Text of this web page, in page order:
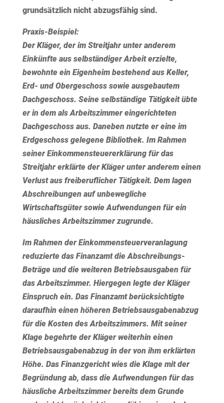
grundsätzlich nicht abzugsfähig sind.
Praxis-Beispiel:
Der Kläger, der im Streitjahr unter anderem
Einkünfte aus selbständiger Arbeit erzielte,
bewohnte ein Eigenheim bestehend aus Keller,
Erd- und Obergeschoss sowie ausgebautem
Dachgeschoss. Seine selbständige Tätigkeit übte
er in dem als Arbeitszimmer eingerichteten
Dachgeschoss aus. Daneben nutzte er eine im
Erdgeschoss gelegene Bibliothek. Im Rahmen
seiner Einkommensteuererklärung für das
Streitjahr erklärte der Kläger unter anderem einen
Verlust aus freiberuflicher Tätigkeit. Dem lagen
Abschreibungen auf unbewegliche
Wirtschaftsgüter sowie Aufwendungen für ein
häusliches Arbeitszimmer zugrunde.
Im Rahmen der Einkommensteuerveranlagung
reduzierte das Finanzamt die Abschreibungs-
Beträge und die weiteren Betriebsausgaben für
das Arbeitszimmer. Hiergegen legte der Kläger
Einspruch ein. Das Finanzamt berücksichtigte
daraufhin einen höheren Betriebsausgabenabzug
für die Kosten des Arbeitszimmers. Mit seiner
Klage begehrte der Kläger weiterhin einen
Betriebsausgabenabzug in der von ihm erklärten
Höhe. Das Finanzgericht wies die Klage mit der
Begründung ab, dass die Aufwendungen für das
häusliche Arbeitszimmer bereits dem Grunde